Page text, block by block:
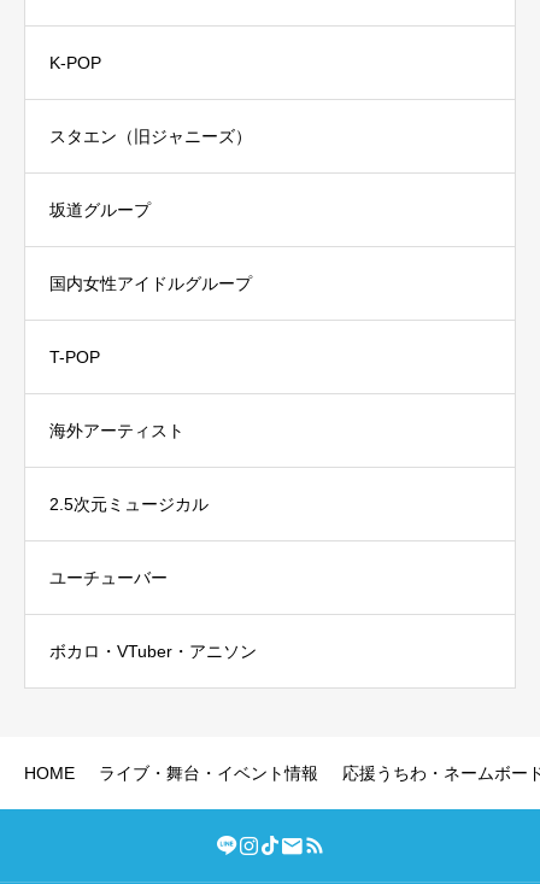
K-POP
スタエン（旧ジャニーズ）
坂道グループ
国内女性アイドルグループ
T-POP
海外アーティスト
2.5次元ミュージカル
ユーチューバー
ボカロ・VTuber・アニソン
HOME ライブ・舞台・イベント情報 応援うちわ・ネームボー